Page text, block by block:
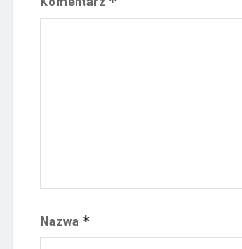
Nazwa *